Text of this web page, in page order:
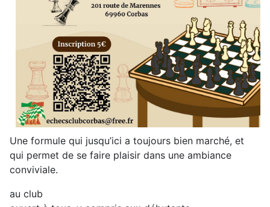
Une formule qui jusqu’ici a toujours bien marché, et
qui permet de se faire plaisir dans une ambiance
conviviale.
au club